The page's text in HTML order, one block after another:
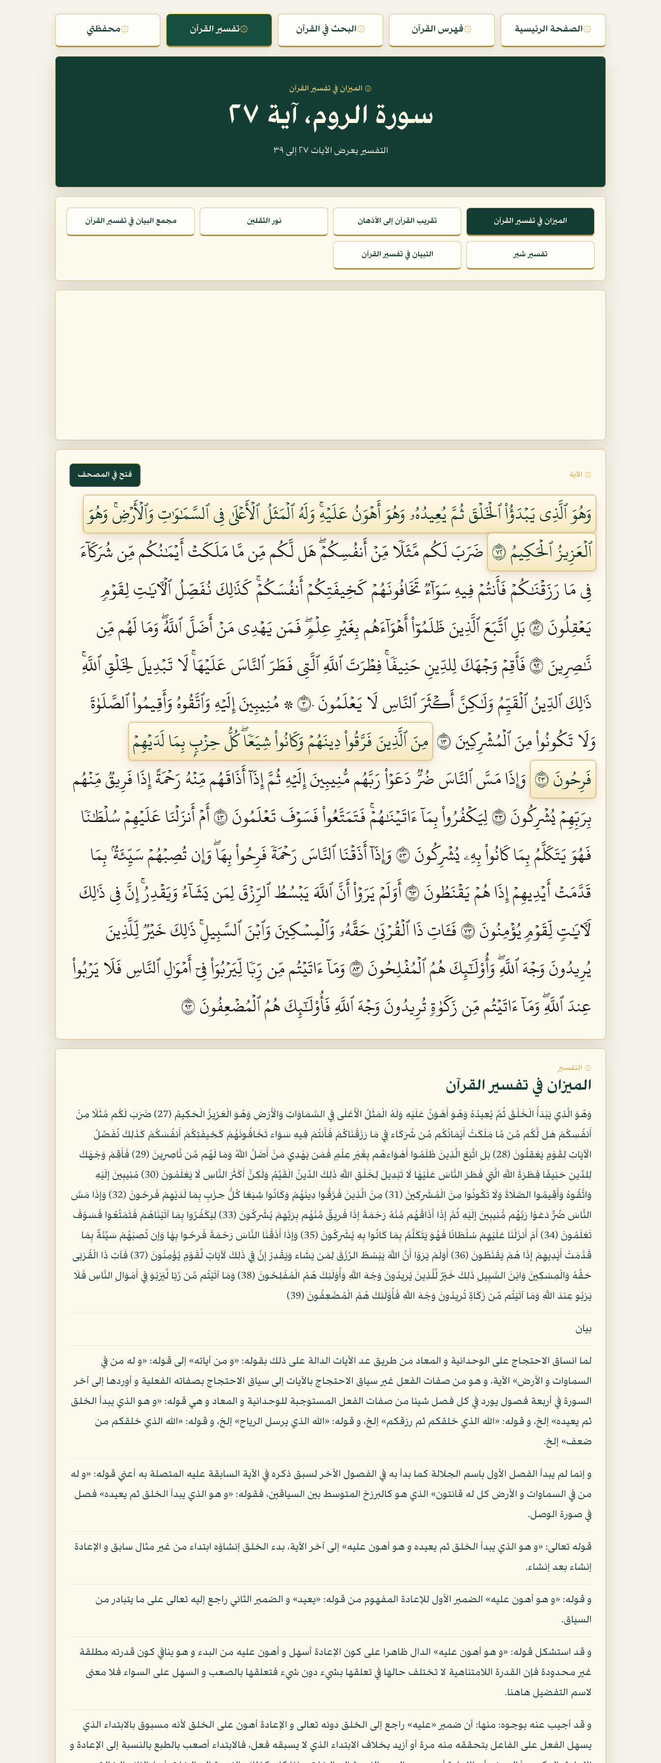
۞الصفحة الرئيسية ۞فهرس القرآن ۞البحث في القرآن ۞تفسير القرآن ۞محفظتي
۞ الميزان في تفسير القرآن
سورة الروم، آية ٢٧
التفسير يعرض الآيات ٢٧ إلى ٣٩
الميزان في تفسير القرآن تقريب القرآن إلى الأذهان نور الثقلين مجمع البيان في تفسير القرآن
تفسير شبر التبيان في تفسير القرآن
۞ الآية فتح في المصحف
وَهُوَ ٱلَّذِي يَبۡدَؤُاْ ٱلۡخَلۡقَ ثُمَّ يُعِيدُهُۥ وَهُوَ أَهۡوَنُ عَلَيۡهِۚ وَلَهُ ٱلۡمَثَلُ ٱلۡأَعۡلَىٰ فِي ٱلسَّمَٰوَٰتِ وَٱلۡأَرۡضِۚ وَهُوَ
ٱلۡعَزِيزُ ٱلۡحَكِيمُ ٢٧
ضَرَبَ لَكُم مَّثَلٗا مِّنۡ أَنفُسِكُمۡۖ هَل لَّكُم مِّن مَّا مَلَكَتۡ أَيۡمَٰنُكُم مِّن شُرَكَآءَ
فِي مَا رَزَقۡنَٰكُمۡ فَأَنتُمۡ فِيهِ سَوَآءٞ تَخَافُونَهُمۡ كَخِيفَتِكُمۡ أَنفُسَكُمۡۚ كَذَٰلِكَ نُفَصِّلُ ٱلۡأٓيَٰتِ لِقَوۡمٖ
يَعۡقِلُونَ ٢٨
بَلِ ٱتَّبَعَ ٱلَّذِينَ ظَلَمُوٓاْ أَهۡوَآءَهُم بِغَيۡرِ عِلۡمٖۖ فَمَن يَهۡدِي مَنۡ أَضَلَّ ٱللَّهُۖ وَمَا لَهُم مِّن
نَّٰصِرِينَ ٢٩
فَأَقِمۡ وَجۡهَكَ لِلدِّينِ حَنِيفٗاۚ فِطۡرَتَ ٱللَّهِ ٱلَّتِي فَطَرَ ٱلنَّاسَ عَلَيۡهَاۚ لَا تَبۡدِيلَ لِخَلۡقِ ٱللَّهِۚ
ذَٰلِكَ ٱلدِّينُ ٱلۡقَيِّمُ وَلَٰكِنَّ أَكۡثَرَ ٱلنَّاسِ لَا يَعۡلَمُونَ ٣٠
۞ مُنِيبِينَ إِلَيۡهِ وَٱتَّقُوهُ وَأَقِيمُواْ ٱلصَّلَوٰةَ
وَلَا تَكُونُواْ مِنَ ٱلۡمُشۡرِكِينَ ٣١
مِنَ ٱلَّذِينَ فَرَّقُواْ دِينَهُمۡ وَكَانُواْ شِيَعٗاۖ كُلُّ حِزۡبِۭ بِمَا لَدَيۡهِمۡ
فَرِحُونَ ٣٢
وَإِذَا مَسَّ ٱلنَّاسَ ضُرّٞ دَعَوۡاْ رَبَّهُم مُّنِيبِينَ إِلَيۡهِ ثُمَّ إِذَآ أَذَاقَهُم مِّنۡهُ رَحۡمَةً إِذَا فَرِيقٞ مِّنۡهُم
بِرَبِّهِمۡ يُشۡرِكُونَ ٣٣
لِيَكۡفُرُواْ بِمَآ ءَاتَيۡنَٰهُمۡۚ فَتَمَتَّعُواْ فَسَوۡفَ تَعۡلَمُونَ ٣٤
أَمۡ أَنزَلۡنَا عَلَيۡهِمۡ سُلۡطَٰنٗا
فَهُوَ يَتَكَلَّمُ بِمَا كَانُواْ بِهِۦ يُشۡرِكُونَ ٣٥
وَإِذَآ أَذَقۡنَا ٱلنَّاسَ رَحۡمَةٗ فَرِحُواْ بِهَاۖ وَإِن تُصِبۡهُمۡ سَيِّئَةُۢ بِمَا
قَدَّمَتۡ أَيۡدِيهِمۡ إِذَا هُمۡ يَقۡنَطُونَ ٣٦
أَوَلَمۡ يَرَوۡاْ أَنَّ ٱللَّهَ يَبۡسُطُ ٱلرِّزۡقَ لِمَن يَشَآءُ وَيَقۡدِرُۚ إِنَّ فِي ذَٰلِكَ
لَأٓيَٰتٖ لِّقَوۡمٖ يُؤۡمِنُونَ ٣٧
فَـَٔاتِ ذَا ٱلۡقُرۡبَىٰ حَقَّهُۥ وَٱلۡمِسۡكِينَ وَٱبۡنَ ٱلسَّبِيلِۚ ذَٰلِكَ خَيۡرٞ لِّلَّذِينَ
يُرِيدُونَ وَجۡهَ ٱللَّهِۖ وَأُوْلَٰٓئِكَ هُمُ ٱلۡمُفۡلِحُونَ ٣٨
وَمَآ ءَاتَيۡتُم مِّن رِّبٗا لِّيَرۡبُوَاْ فِيٓ أَمۡوَٰلِ ٱلنَّاسِ فَلَا يَرۡبُواْ
عِندَ ٱللَّهِۖ وَمَآ ءَاتَيۡتُم مِّن زَكَوٰةٖ تُرِيدُونَ وَجۡهَ ٱللَّهِ فَأُوْلَٰٓئِكَ هُمُ ٱلۡمُضۡعِفُونَ ٣٩
۞ التفسير
الميزان في تفسير القرآن
وَهُوَ الَّذِي يَبْدَأُ الْخَلْقَ ثُمَّ يُعِيدُهُ وَهُوَ أَهْوَنُ عَلَيْهِ وَلَهُ الْمَثَلُ الْأَعْلَى فِي السَّمَاوَاتِ وَالْأَرْضِ وَهُوَ الْعَزِيزُ الْحَكِيمُ (27) ضَرَبَ لَكُم مَّثَلًا مِنْ
أَنفُسِكُمْ هَل لَّكُم مِّن مَّا مَلَكَتْ أَيْمَانُكُم مِّن شُرَكَاء فِي مَا رَزَقْنَاكُمْ فَأَنتُمْ فِيهِ سَوَاء تَخَافُونَهُمْ كَخِيفَتِكُمْ أَنفُسَكُمْ كَذَلِكَ نُفَصِّلُ
الْآيَاتِ لِقَوْمٍ يَعْقِلُونَ (28) بَلِ اتَّبَعَ الَّذِينَ ظَلَمُوا أَهْوَاءهُم بِغَيْرِ عِلْمٍ فَمَن يَهْدِي مَنْ أَضَلَّ اللَّهُ وَمَا لَهُم مِّن نَّاصِرِينَ (29) فَأَقِمْ وَجْهَكَ
لِلدِّينِ حَنِيفًا فِطْرَةَ اللَّهِ الَّتِي فَطَرَ النَّاسَ عَلَيْهَا لَا تَبْدِيلَ لِخَلْقِ اللَّهِ ذَلِكَ الدِّينُ الْقَيِّمُ وَلَكِنَّ أَكْثَرَ النَّاسِ لَا يَعْلَمُونَ (30) مُنِيبِينَ إِلَيْهِ
وَاتَّقُوهُ وَأَقِيمُوا الصَّلَاةَ وَلَا تَكُونُوا مِنَ الْمُشْرِكِينَ (31) مِنَ الَّذِينَ فَرَّقُوا دِينَهُمْ وَكَانُوا شِيَعًا كُلُّ حِزْبٍ بِمَا لَدَيْهِمْ فَرِحُونَ (32) وَإِذَا مَسَّ
النَّاسَ ضُرٌّ دَعَوْا رَبَّهُم مُّنِيبِينَ إِلَيْهِ ثُمَّ إِذَا أَذَاقَهُم مِّنْهُ رَحْمَةً إِذَا فَرِيقٌ مِّنْهُم بِرَبِّهِمْ يُشْرِكُونَ (33) لِيَكْفُرُوا بِمَا آتَيْنَاهُمْ فَتَمَتَّعُوا فَسَوْفَ
تَعْلَمُونَ (34) أَمْ أَنزَلْنَا عَلَيْهِمْ سُلْطَانًا فَهُوَ يَتَكَلَّمُ بِمَا كَانُوا بِهِ يُشْرِكُونَ (35) وَإِذَا أَذَقْنَا النَّاسَ رَحْمَةً فَرِحُوا بِهَا وَإِن تُصِبْهُمْ سَيِّئَةٌ بِمَا
قَدَّمَتْ أَيْدِيهِمْ إِذَا هُمْ يَقْنَطُونَ (36) أَوَلَمْ يَرَوْا أَنَّ اللَّهَ يَبْسُطُ الرِّزْقَ لِمَن يَشَاء وَيَقْدِرُ إِنَّ فِي ذَلِكَ لَآيَاتٍ لِّقَوْمٍ يُؤْمِنُونَ (37) فَآتِ ذَا الْقُرْبَى
حَقَّهُ وَالْمِسْكِينَ وَابْنَ السَّبِيلِ ذَلِكَ خَيْرٌ لِّلَّذِينَ يُرِيدُونَ وَجْهَ اللَّهِ وَأُوْلَئِكَ هُمُ الْمُفْلِحُونَ (38) وَمَا آتَيْتُم مِّن رِّبًا لِّيَرْبُوَ فِي أَمْوَالِ النَّاسِ فَلَا
يَرْبُو عِندَ اللَّهِ وَمَا آتَيْتُم مِّن زَكَاةٍ تُرِيدُونَ وَجْهَ اللَّهِ فَأُوْلَئِكَ هُمُ الْمُضْعِفُونَ (39)
بيان
لما انساق الاحتجاج على الوحدانية و المعاد من طريق عد الآيات الدالة على ذلك بقوله: «و من آياته» إلى قوله: «و له من في
السماوات و الأرض» الآية، و هو من صفات الفعل غير سياق الاحتجاج بالآيات إلى سياق الاحتجاج بصفاته الفعلية و أوردها إلى آخر
السورة في أربعة فصول يورد في كل فصل شيئا من صفات الفعل المستوجبة للوحدانية و المعاد و هي قوله: «و هو الذي يبدأ الخلق
ثم يعيده» إلخ، و قوله: «الله الذي خلقكم ثم رزقكم» إلخ، و قوله: «الله الذي يرسل الرياح» إلخ، و قوله: «الله الذي خلقكم من
ضعف» إلخ.
و إنما لم يبدأ الفصل الأول باسم الجلالة كما بدأ به في الفصول الأخر لسبق ذكره في الآية السابقة عليه المتصلة به أعني قوله: «و له
من في السماوات و الأرض كل له قانتون» الذي هو كالبرزخ المتوسط بين السياقين، فقوله: «و هو الذي يبدأ الخلق ثم يعيده» فصل
في صورة الوصل.
قوله تعالى: «و هو الذي يبدأ الخلق ثم يعيده و هو أهون عليه» إلى آخر الآية، بدء الخلق إنشاؤه ابتداء من غير مثال سابق و الإعادة
إنشاء بعد إنشاء.
و قوله: «و هو أهون عليه» الضمير الأول للإعادة المفهوم من قوله: «يعيد» و الضمير الثاني راجع إليه تعالى على ما يتبادر من
السياق.
و قد استشكل قوله: «و هو أهون عليه» الدال ظاهرا على كون الإعادة أسهل و أهون عليه من البدء و هو ينافي كون قدرته مطلقة
غير محدودة فإن القدرة اللامتناهية لا تختلف حالها في تعلقها بشيء دون شيء فتعلقها بالصعب و السهل على السواء فلا معنى
لاسم التفضيل هاهنا.
و قد أجيب عنه بوجوه: منها: أن ضمير «عليه» راجع إلى الخلق دونه تعالى و الإعادة أهون على الخلق لأنه مسبوق بالابتداء الذي
يسهل الفعل على الفاعل بتحققه منه مرة أو أزيد بخلاف الابتداء الذي لا يسبقه فعل، فالابتداء أصعب بالطبع بالنسبة إلى الإعادة و